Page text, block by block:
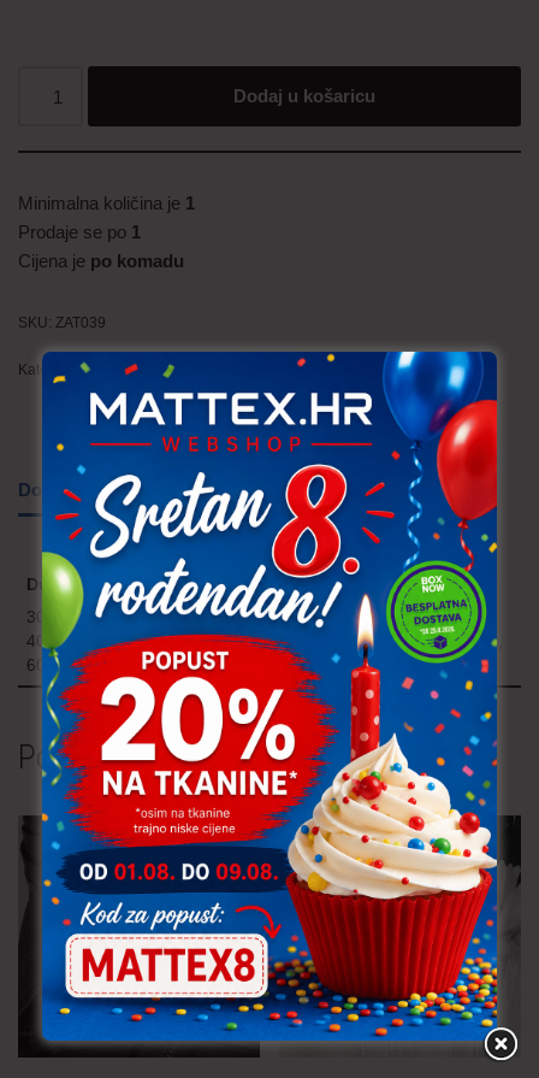
Dodaj u košaricu
Minimalna količina je 1
Prodaje se po 1
Cijena je po komadu
SKU: ZAT039
Kategorija: Zatvarači
Dodatne informacije
Dužina i boja
30 cm bijela, 30 cm bež, 30 cm crna, 40 cm bijela, 40 cm bež,
40 cm crna, 50 cm bijela, 50 cm bež, 50 cm crna, 60 cm bijela,
60 cm bež, 60 cm crna
Povezani proizvodi